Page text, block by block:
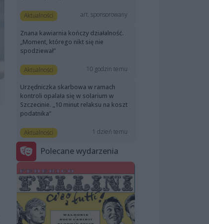
Aktualności art. sponsorowany
Znana kawiarnia kończy działalność.
„Moment, którego nikt się nie
spodziewał”
Aktualności 10 godzin temu
Urzędniczka skarbowa w ramach
kontroli opalała się w solarium w
Szczecinie. „10 minut relaksu na koszt
podatnika”
Aktualności 1 dzień temu
Polecane wydarzenia